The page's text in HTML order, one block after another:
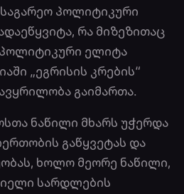
პოლიტიკური
რა მიზეზითაც
ელიტა
„ეგრისის კრების“
გაიმართა.
ნაწილი მხარს უჭერდა
გაწყვეტას და
ხოლო მეორე ნაწილი,
სარდლების